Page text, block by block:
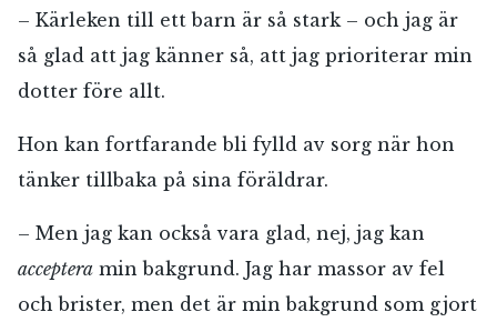
– Kärleken till ett barn är så stark – och jag är
så glad att jag känner så, att jag prioriterar min
dotter före allt.
Hon kan fortfarande bli fylld av sorg när hon
tänker tillbaka på sina föräldrar.
– Men jag kan också vara glad, nej, jag kan
acceptera min bakgrund. Jag har massor av fel
och brister, men det är min bakgrund som gjort